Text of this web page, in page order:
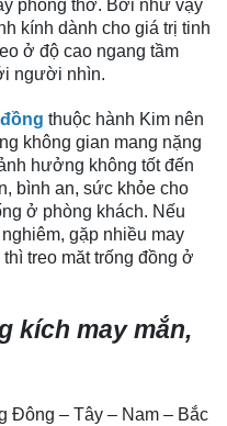
phòng thờ. Bởi như vậy
kính dành cho giá trị tinh
ở độ cao ngang tầm
người nhìn.
thuộc hành Kim nên
không gian mang nặng
hưởng không tốt đến
bình an, sức khỏe cho
ở phòng khách. Nếu
gặp nhiều may
treo măt trống đồng ở
kích may mắn,
Đông – Tây – Nam – Bắc